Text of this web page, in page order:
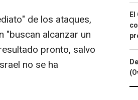
de los ataques,
"buscan alcanzar un
pronto, salvo
no se ha